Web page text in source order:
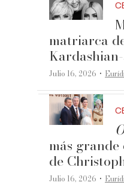
matriarca
Julio 16, 2026 ·
más
de
Julio 16, 2026 ·